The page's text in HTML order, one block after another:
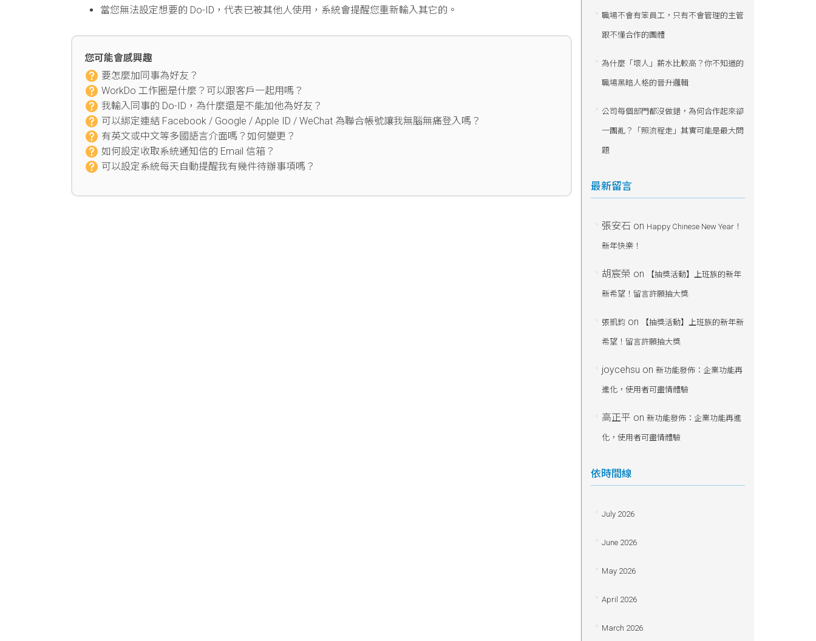
當您無法設定想要的 Do-ID，代表已被其他人使用，系統會提醒您重新輸入其它的。
您可能會感興趣
要怎麼加同事為好友？
WorkDo 工作圈是什麼？可以跟客戶一起用嗎？
我輸入同事的 Do-ID，為什麼還是不能加他為好友？
可以綁定連結 Facebook / Google / Apple ID / WeChat 為聯合帳號讓我無腦無痛登入嗎？
有英文或中文等多國語言介面嗎？如何變更？
如何設定收取系統通知信的 Email 信箱？
可以設定系統每天自動提醒我有幾件待辦事項嗎？
職場不會有笨員工，只有不會管理的主管
跟不懂合作的團體
為什麼「壞人」薪水比較高？你不知道的
職場黑暗人格的晉升邏輯
公司每個部門都沒做錯，為何合作起來卻
一團亂？「照流程走」其實可能是最大問
題
最新留言
張安石 on Happy Chinese New Year！
新年快樂！
胡宸榮 on 【抽獎活動】上班族的新年
新希望！留言許願抽大獎
張凱鈞on 【抽獎活動】上班族的新年新
希望！留言許願抽大獎
joycehsu on 新功能發佈：企業功能再
進化，使用者可盡情體驗
高正平 on 新功能發佈：企業功能再進
化，使用者可盡情體驗
依時間線
July 2026
June 2026
May 2026
April 2026
March 2026